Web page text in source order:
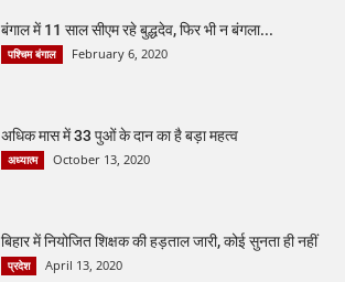
बंगाल में 11 साल सीएम रहे बुद्धदेव, फिर भी न बंगला...
पश्चिम बंगाल February 6, 2020
अधिक मास में 33 पुओं के दान का है बड़ा महत्व
अध्यात्म October 13, 2020
बिहार में नियोजित शिक्षक की हड़ताल जारी, कोई सुनता ही नहीं
प्रदेश April 13, 2020